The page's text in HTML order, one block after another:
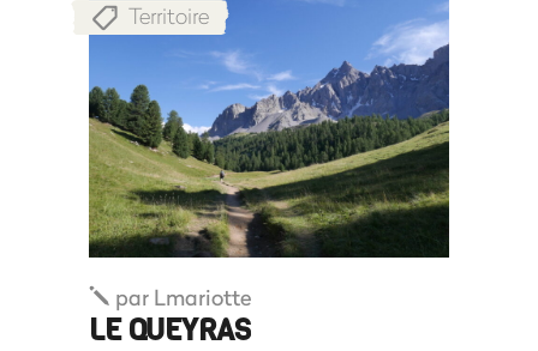
Territoire
par Lmariotte
LE QUEYRAS